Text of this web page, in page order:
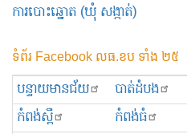
ការបោះឆ្នោត (ឃុំ សង្កាត់)
ទំព័រ Facebook លធ.ខប ទាំង ២៥
បន្ទាយមានជ័យ បាត់ដំបង
កំពង់ស្ពឺ
កំពង់ធំ